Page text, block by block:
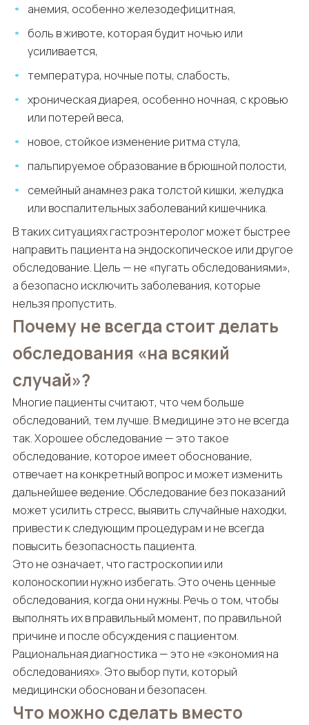
анемия, особенно железодефицитная,
боль в животе, которая будит ночью или
усиливается,
температура, ночные поты, слабость,
хроническая диарея, особенно ночная, с кровью
или потерей веса,
новое, стойкое изменение ритма стула,
пальпируемое образование в брюшной полости,
семейный анамнез рака толстой кишки, желудка
или воспалительных заболеваний кишечника.
В таких ситуациях гастроэнтеролог может быстрее
направить пациента на эндоскопическое или другое
обследование. Цель — не «пугать обследованиями»,
а безопасно исключить заболевания, которые
нельзя пропустить.
Почему не всегда стоит делать
обследования «на всякий
случай»?
Многие пациенты считают, что чем больше
обследований, тем лучше. В медицине это не всегда
так. Хорошее обследование — это такое
обследование, которое имеет обоснование,
отвечает на конкретный вопрос и может изменить
дальнейшее ведение. Обследование без показаний
может усилить стресс, выявить случайные находки,
привести к следующим процедурам и не всегда
повысить безопасность пациента.
Это не означает, что гастроскопии или
колоноскопии нужно избегать. Это очень ценные
обследования, когда они нужны. Речь о том, чтобы
выполнять их в правильный момент, по правильной
причине и после обсуждения с пациентом.
Рациональная диагностика — это не «экономия на
обследованиях». Это выбор пути, который
медицински обоснован и безопасен.
Что можно сделать вместо